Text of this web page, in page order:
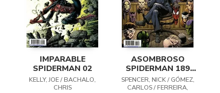
IMPARABLE
SPIDERMAN 02
KELLY, JOE / BACHALO,
CHRIS
ASOMBROSO
SPIDERMAN 189
(40)
SPENCER, NICK / GÓMEZ,
CARLOS / FERREIRA,